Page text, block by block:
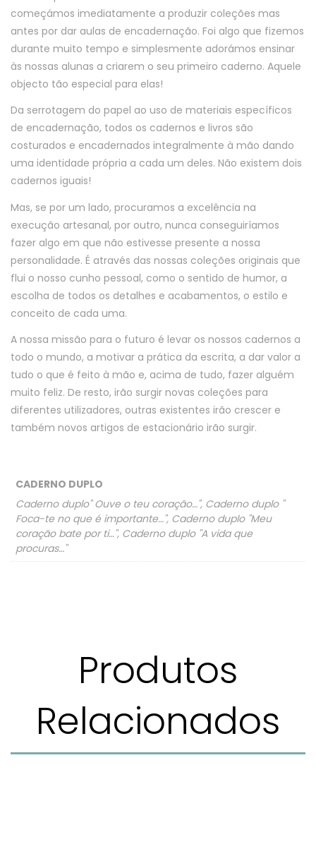
começámos imediatamente a produzir coleções mas
antes por dar aulas de encadernação. Foi algo que fizemos
durante muito tempo e simplesmente adorámos ensinar
às nossas alunas a criarem o seu primeiro caderno. Aquele
objecto tão especial para elas!
Da serrotagem do papel ao uso de materiais específicos
de encadernação, todos os cadernos e livros são
costurados e encadernados integralmente à mão dando
uma identidade própria a cada um deles. Não existem dois
cadernos iguais!
Mas, se por um lado, procuramos a excelência na
execução artesanal, por outro, nunca conseguiríamos
fazer algo em que não estivesse presente a nossa
personalidade. É através das nossas coleções originais que
flui o nosso cunho pessoal, como o sentido de humor, a
escolha de todos os detalhes e acabamentos, o estilo e
conceito de cada uma.
A nossa missão para o futuro é levar os nossos cadernos a
todo o mundo, a motivar a prática da escrita, a dar valor a
tudo o que é feito à mão e, acima de tudo, fazer alguém
muito feliz. De resto, irão surgir novas coleções para
diferentes utilizadores, outras existentes irão crescer e
também novos artigos de estacionário irão surgir.
CADERNO DUPLO
Caderno duplo" Ouve o teu coração…", Caderno duplo "
Foca-te no que é importante…", Caderno duplo "Meu
coração bate por ti…", Caderno duplo "A vida que
procuras…"
Produtos
Relacionados